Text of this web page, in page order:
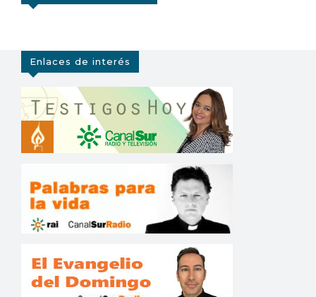
Enlaces de interés